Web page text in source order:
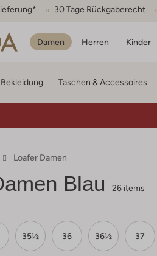
30 Tage Rückgaberecht
Damen Herren Kinder
Bekleidung Taschen & Accessoires
Loafer Damen
Blau 26 items
35½ 36 36½ 37